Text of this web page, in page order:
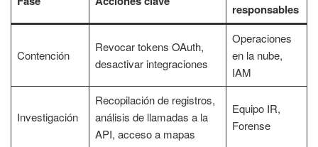
responsables
Contención
Revocar tokens OAuth,
desactivar integraciones
Operaciones
en la nube,
IAM
Investigación
Recopilación de registros,
análisis de llamadas a la
API, acceso a mapas
Equipo IR,
Forense